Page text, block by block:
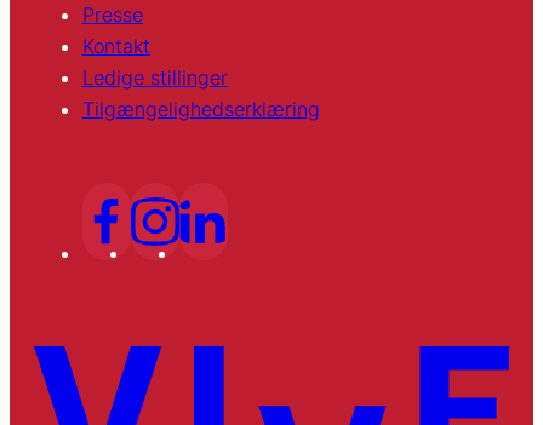
Presse
Kontakt
Ledige stillinger
Tilgængelighedserklæring